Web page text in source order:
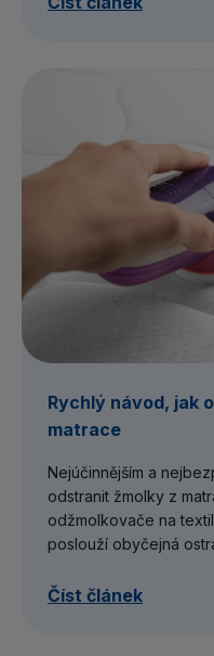
Rychlý návod, jak
matrace
Nejúčinnějším a
odstranit žmolky z
odžmolkovače na
poslouží obyčejná
Číst článek